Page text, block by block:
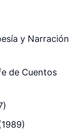
y Narración
de Cuentos